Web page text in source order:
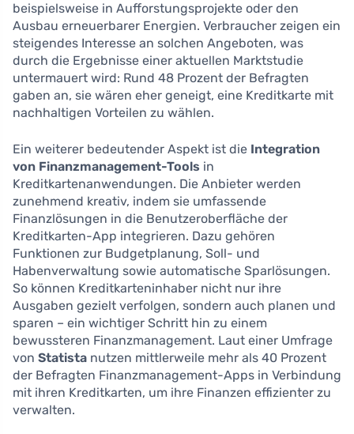
beispielsweise in Aufforstungsprojekte oder den
Ausbau erneuerbarer Energien. Verbraucher zeigen ein
steigendes Interesse an solchen Angeboten, was
durch die Ergebnisse einer aktuellen Marktstudie
untermauert wird: Rund 48 Prozent der Befragten
gaben an, sie wären eher geneigt, eine Kreditkarte mit
nachhaltigen Vorteilen zu wählen.
Ein weiterer bedeutender Aspekt ist die Integration
von Finanzmanagement-Tools in
Kreditkartenanwendungen. Die Anbieter werden
zunehmend kreativ, indem sie umfassende
Finanzlösungen in die Benutzeroberfläche der
Kreditkarten-App integrieren. Dazu gehören
Funktionen zur Budgetplanung, Soll- und
Habenverwaltung sowie automatische Sparlösungen.
So können Kreditkarteninhaber nicht nur ihre
Ausgaben gezielt verfolgen, sondern auch planen und
sparen – ein wichtiger Schritt hin zu einem
bewussteren Finanzmanagement. Laut einer Umfrage
von Statista nutzen mittlerweile mehr als 40 Prozent
der Befragten Finanzmanagement-Apps in Verbindung
mit ihren Kreditkarten, um ihre Finanzen effizienter zu
verwalten.